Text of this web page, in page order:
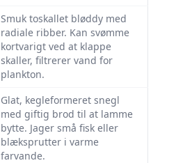
Smuk toskallet bløddy med
radiale ribber. Kan svømme
kortvarigt ved at klappe
skaller, filtrerer vand for
plankton.
Glat, kegleformeret snegl
med giftig brod til at lamme
bytte. Jager små fisk eller
blæksprutter i varme
farvande.